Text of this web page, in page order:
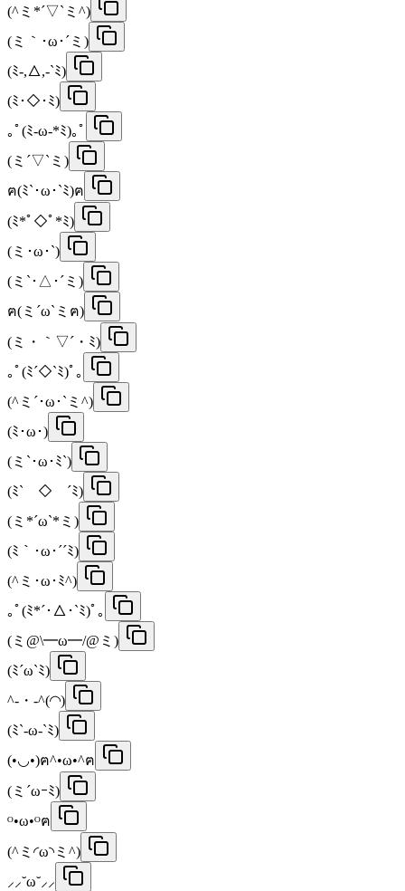
(^ミ*´▽`ミ^)
(ミ｀･ω･´ミ)
(ﾐ-,△,-`ﾐ)
(ﾐ･◇･ﾐ)
｡ﾟ(ﾐ-ω-*ﾐ)｡ﾟ
(ミ´▽`ミ)
ฅ(ﾐ`･ω･`ﾐ)ฅ
(ﾐ*ﾟ◇ﾟ*ﾐ)
(ミ･ω･`)
(ミ`･△･´ミ)
ฅ(ミ´ω`ミฅ)
(ミ・｀▽´・ﾐ)
｡ﾟ(ﾐ´◇`ﾐ)ﾟ｡
(^ミ´･ω･`ミ^)
(ﾐ･ω･)
(ミ`･ω･ﾐ`)
(ﾐ`￣◇￣´ﾐ)
(ミ*´ω`*ミ)
(ﾐ｀･ω･´´ﾐ)
(^ミ･ω･ﾐ^)
｡ﾟ(ﾐ*´･△･`ﾐ)ﾟ｡
(ミ@\━ω━/@ミ)
(ﾐ´ω`ﾐ)
^-・-^(◜◝)
(ﾐ`-ω-`ﾐ)
(•◡•)ฅ^•ω•^ฅ
(ミ´ωｰﾐ)
ᴼ•ω•ᴼฅ
(^ミ◜ω◝ミ^)
⸝⸝˘ω˘⸝⸝